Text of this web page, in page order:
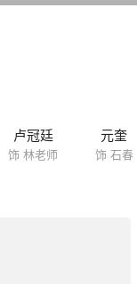
卢冠廷
饰 林老师
元奎
饰 石春